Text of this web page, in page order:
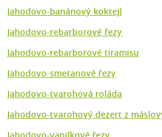
Jahodovo-banánový koktejl
Jahodovo-rebarborové řezy
Jahodovo-rebarborové tiramisu
Jahodovo-smetanové řezy
Jahodovo-tvarohová roláda
Jahodovo-tvarohový dezert z